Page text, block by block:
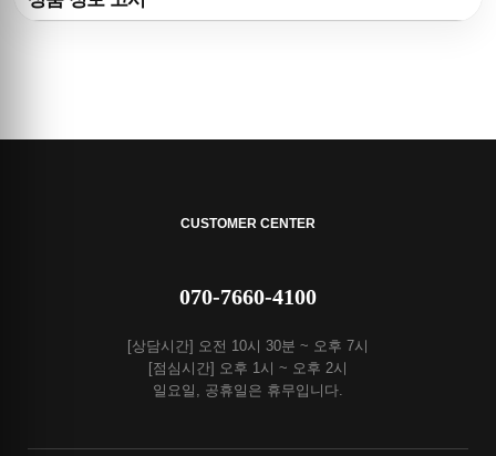
CUSTOMER CENTER
070-7660-4100
[상담시간] 오전 10시 30분 ~ 오후 7시
[점심시간] 오후 1시 ~ 오후 2시
일요일, 공휴일은 휴무입니다.